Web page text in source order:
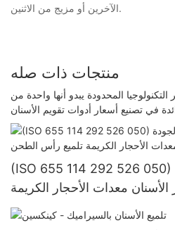
الآخرين أو مزيج من الاثنين.
منتجات ذات صله
المحدودة يبدو أنها واحدة من
في تصنيع أسعار أدوات تقويم الأسنان
(ISO 655 114 292 526 050) منتجات مختبر الأسنان
معدات الأحجار الكريمة
تلميع رأس الطحن